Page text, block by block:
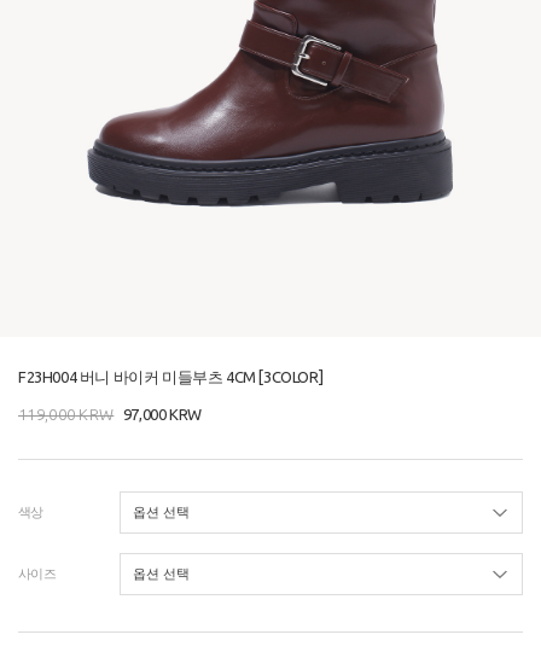
F23H004 버니 바이커 미들부츠 4CM [3COLOR]
119,000KRW 97,000KRW
색상
사이즈